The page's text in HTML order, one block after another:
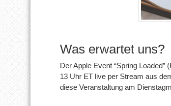
Was erwartet uns?
Der Apple Event “Spring
13 Uhr ET live per Stream aus
diese Veranstaltung am